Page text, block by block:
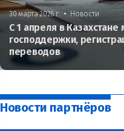
30 марта 2026 г. • Новости
С 1 апреля в
господдержки,
переводов
Новости партнёров